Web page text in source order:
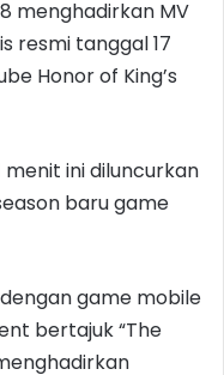
menghadirkan MV
resmi tanggal 17
Honor of King’s
menit ini diluncurkan
baru game
game mobile
bertajuk “The